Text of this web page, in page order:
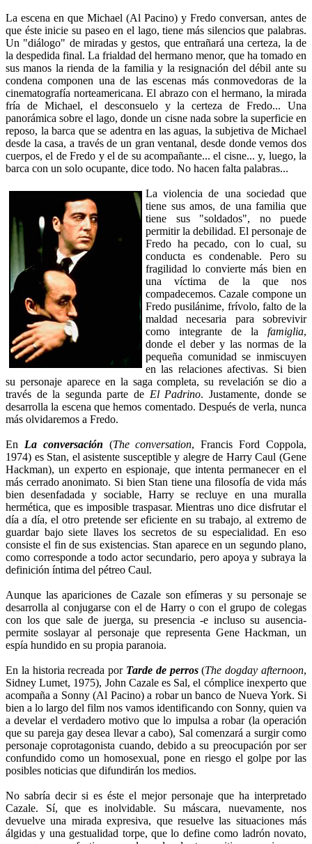
La escena en que Michael (Al Pacino) y Fredo conversan, antes de
que éste inicie su paseo en el lago, tiene más silencios que palabras.
Un "diálogo" de miradas y gestos, que entrañará una certeza, la de
la despedida final. La frialdad del hermano menor, que ha tomado en
sus manos la rienda de la familia y la resignación del débil ante su
condena componen una de las escenas más conmovedoras de la
cinematografía norteamericana. El abrazo con el hermano, la mirada
fría de Michael, el desconsuelo y la certeza de Fredo... Una
panorámica sobre el lago, donde un cisne nada sobre la superficie en
reposo, la barca que se adentra en las aguas, la subjetiva de Michael
desde la casa, a través de un gran ventanal, desde donde vemos dos
cuerpos, el de Fredo y el de su acompañante... el cisne... y, luego, la
barca con un solo ocupante, dice todo. No hacen falta palabras...
La violencia de una sociedad que
tiene sus amos, de una familia que
tiene sus "soldados", no puede
permitir la debilidad. El personaje de
Fredo ha pecado, con lo cual, su
conducta es condenable. Pero su
fragilidad lo convierte más bien en
una víctima de la que nos
compadecemos. Cazale compone un
Fredo pusilánime, frívolo, falto de la
maldad necesaria para sobrevivir
como integrante de la famiglia,
donde el deber y las normas de la
pequeña comunidad se inmiscuyen
en las relaciones afectivas. Si bien
su personaje aparece en la saga completa, su revelación se dio a
través de la segunda parte de El Padrino. Justamente, donde se
desarrolla la escena que hemos comentado. Después de verla, nunca
más olvidaremos a Fredo.
En La conversación (The conversation, Francis Ford Coppola,
1974) es Stan, el asistente susceptible y alegre de Harry Caul (Gene
Hackman), un experto en espionaje, que intenta permanecer en el
más cerrado anonimato. Si bien Stan tiene una filosofía de vida más
bien desenfadada y sociable, Harry se recluye en una muralla
hermética, que es imposible traspasar. Mientras uno dice disfrutar el
día a día, el otro pretende ser eficiente en su trabajo, al extremo de
guardar bajo siete llaves los secretos de su especialidad. En eso
consiste el fin de sus existencias. Stan aparece en un segundo plano,
como corresponde a todo actor secundario, pero apoya y subraya la
definición íntima del pétreo Caul.
Aunque las apariciones de Cazale son efímeras y su personaje se
desarrolla al conjugarse con el de Harry o con el grupo de colegas
con los que sale de juerga, su presencia -e incluso su ausencia-
permite soslayar al personaje que representa Gene Hackman, un
espía hundido en su propia paranoia.
En la historia recreada por Tarde de perros(The dogday afternoon,
Sidney Lumet, 1975), John Cazale es Sal, el cómplice inexperto que
acompaña a Sonny (Al Pacino) a robar un banco de Nueva York. Si
bien a lo largo del film nos vamos identificando con Sonny, quien va
a develar el verdadero motivo que lo impulsa a robar (la operación
que su pareja gay desea llevar a cabo), Sal comenzará a surgir como
personaje coprotagonista cuando, debido a su preocupación por ser
confundido como un homosexual, pone en riesgo el golpe por las
posibles noticias que difundirán los medios.
No sabría decir si es éste el mejor personaje que ha interpretado
Cazale. Sí, que es inolvidable. Su máscara, nuevamente, nos
devuelve una mirada expresiva, que resuelve las situaciones más
álgidas y una gestualidad torpe, que lo define como ladrón novato,